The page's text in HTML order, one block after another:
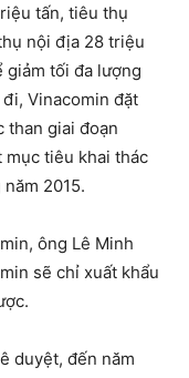
tấn, tiêu thụ
nội địa 28 triệu
giảm tối đa lượng
Vinacomin đặt
than giai đoạn
mục tiêu khai thác
2015.
ông Lê Minh
sẽ chỉ xuất khẩu
duyệt, đến năm